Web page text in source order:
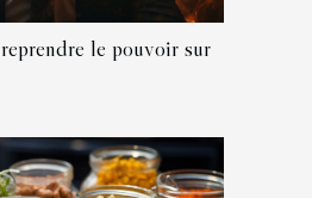
le pouvoir sur